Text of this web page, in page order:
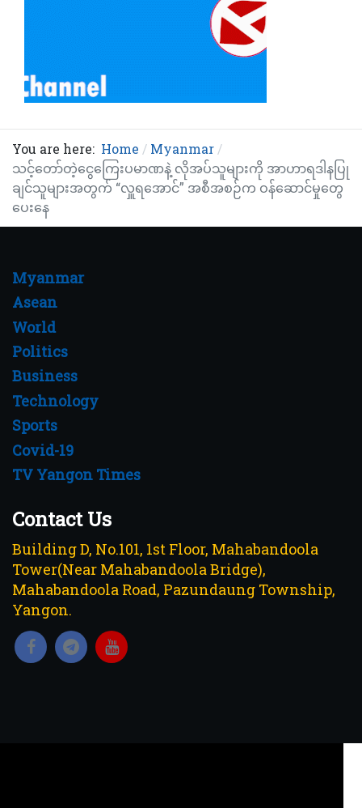
You are here: Home
Myanmar
သင့်တော်တဲ့ငွေကြေးပမာဏနဲ့ လိုအပ်သူများကို အာဟာရဒါနပြု
ချင်သူများအတွက် “လှူရအောင်” အစီအစဉ်က ဝန်ဆောင်မှုတွေ
ပေးနေ
Myanmar
Asean
World
Politics
Business
Technology
Sports
Covid-19
TV Yangon Times
Contact Us
Building D, No.101, 1st Floor, Mahabandoola
Tower(Near Mahabandoola Bridge),
Mahabandoola Road, Pazundaung Township,
Yangon.